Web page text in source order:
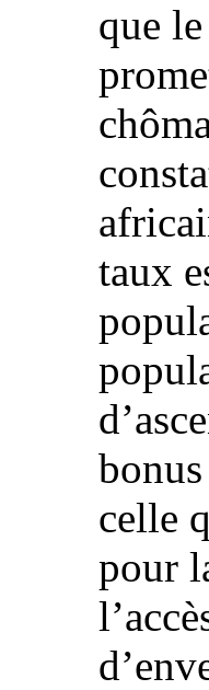
que
taux
celle
pour